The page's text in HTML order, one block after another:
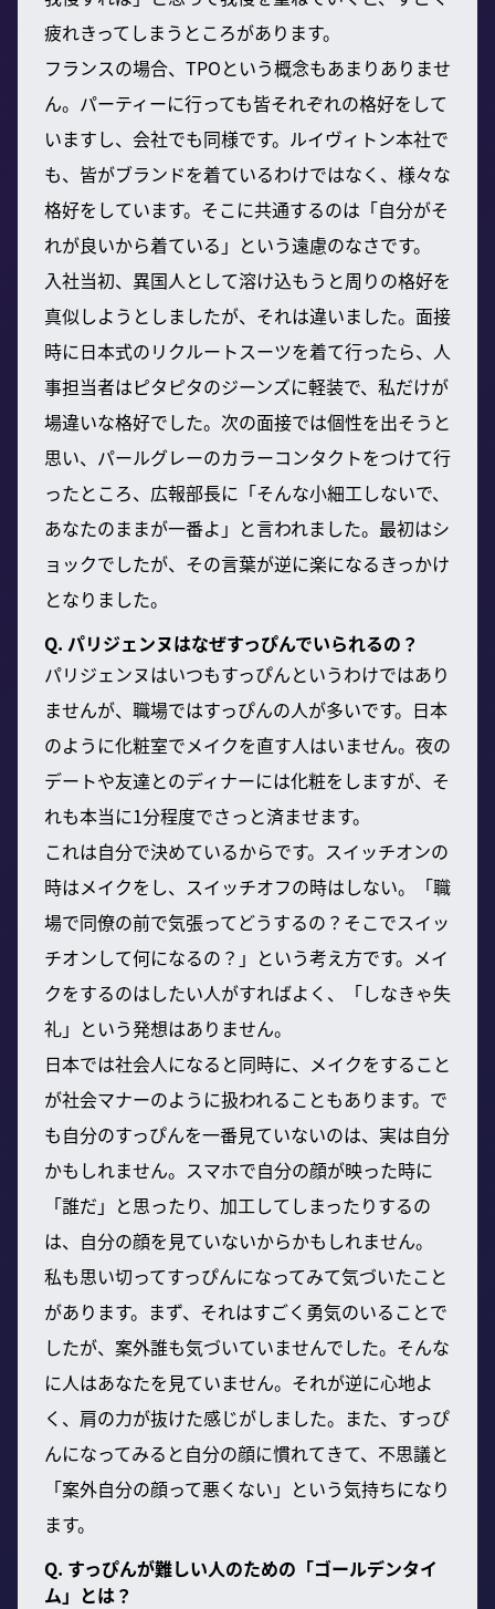
疲れきってしまうところがあります。
フランスの場合、TPOという概念もあまりありませ
ん。パーティーに行っても皆それぞれの格好をして
いますし、会社でも同様です。ルイヴィトン本社で
も、皆がブランドを着ているわけではなく、様々な
格好をしています。そこに共通するのは「自分がそ
れが良いから着ている」という遠慮のなさです。
入社当初、異国人として溶け込もうと周りの格好を
真似しようとしましたが、それは違いました。面接
時に日本式のリクルートスーツを着て行ったら、人
事担当者はピタピタのジーンズに軽装で、私だけが
場違いな格好でした。次の面接では個性を出そうと
思い、パールグレーのカラーコンタクトをつけて行
ったところ、広報部長に「そんな小細工しないで、
あなたのままが一番よ」と言われました。最初はシ
ョックでしたが、その言葉が逆に楽になるきっかけ
となりました。
Q. パリジェンヌはなぜすっぴんでいられるの？
パリジェンヌはいつもすっぴんというわけではあり
ませんが、職場ではすっぴんの人が多いです。日本
のように化粧室でメイクを直す人はいません。夜の
デートや友達とのディナーには化粧をしますが、そ
れも本当に1分程度でさっと済ませます。
これは自分で決めているからです。スイッチオンの
時はメイクをし、スイッチオフの時はしない。「職
場で同僚の前で気張ってどうするの？そこでスイッ
チオンして何になるの？」という考え方です。メイ
クをするのはしたい人がすればよく、「しなきゃ失
礼」という発想はありません。
日本では社会人になると同時に、メイクをすること
が社会マナーのように扱われることもあります。で
も自分のすっぴんを一番見ていないのは、実は自分
かもしれません。スマホで自分の顔が映った時に
「誰だ」と思ったり、加工してしまったりするの
は、自分の顔を見ていないからかもしれません。
私も思い切ってすっぴんになってみて気づいたこと
があります。まず、それはすごく勇気のいることで
したが、案外誰も気づいていませんでした。そんな
に人はあなたを見ていません。それが逆に心地よ
く、肩の力が抜けた感じがしました。また、すっぴ
んになってみると自分の顔に慣れてきて、不思議と
「案外自分の顔って悪くない」という気持ちになり
ます。
Q. すっぴんが難しい人のための「ゴールデンタイ
ム」とは？